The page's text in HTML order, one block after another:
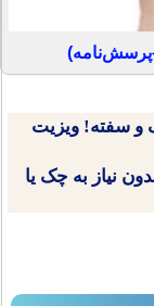
و سفته! ویزیت
نیاز به چک یا